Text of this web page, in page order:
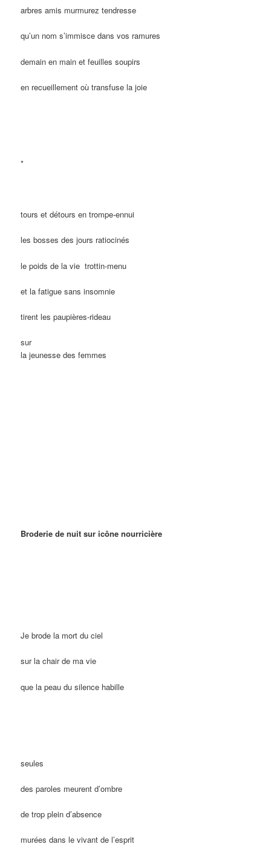
arbres amis murmurez tendresse
qu’un nom s’immisce dans vos ramures
demain en main et feuilles soupirs
en recueillement où transfuse la joie
*
tours et détours en trompe-ennui
les bosses des jours ratiocinés
le poids de la vie trottin-menu
et la fatigue sans insomnie
tirent les paupières-rideau
sur
la jeunesse des femmes
Broderie de nuit sur icône nourricière
Je brode la mort du ciel
sur la chair de ma vie
que la peau du silence habille
seules
des paroles meurent d’ombre
de trop plein d’absence
murées dans le vivant de l’esprit